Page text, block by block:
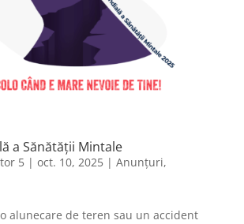
a Sănătății Mintale
5| oct. 10, 2025| Anunțuri,
alunecare de teren sau un accident